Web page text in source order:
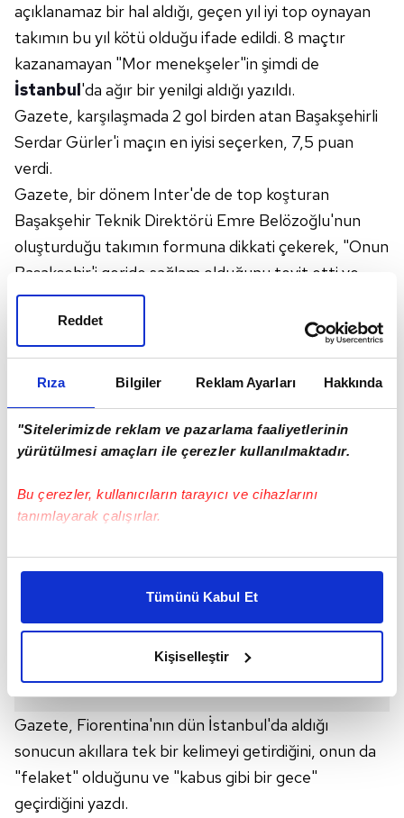
Rıza Bilgiler Reklam Ayarları Hakkında
"Sitelerimizde reklam ve pazarlama faaliyetlerinin
yürütülmesi amaçları ile çerezler kullanılmaktadır.
Bu çerezler, kullanıcıların tarayıcı ve cihazlarını
tanımlayarak çalışırlar.
Bu çerezlere izin vermeniz halinde sizlere özel
daha iyi reklam deneyimi yaşatabiliriz. Bunu yaparken
amacımızın size daha iyi bir reklam deneyimi sunmak
elimizden gelen çabayı gösterdiğimizi ve bu noktada,
Her halükârda, kullanıcılar, bu çerezlere izin vermedikleri
takdirde, kullanıcılara hedefli reklamlar
gösterilmeyecektir."
Tümünü Kabul Et
Kişiselleştir
Reddet
açıklanamaz bir hal aldığı, geçen yıl iyi top oynayan
takımın bu yıl kötü olduğu ifade edildi. 8 maçtır
kazanamayan "Mor menekşeler"in şimdi de
İstanbul'da ağır bir yenilgi aldığı yazıldı.
Gazete, karşılaşmada 2 gol birden atan Başakşehirli
Serdar Gürler'i maçın en iyisi seçerken, 7,5 puan
verdi.
Gazete, bir dönem Inter'de de top koşturan
Başakşehir Teknik Direktörü Emre Belözoğlu'nun
oluşturduğu takımın formuna dikkati çekerek, "Onun
Başakşehir'i geride sağlam olduğunu teyit etti ve
Fiorentina'ya çok az pozisyon verdi, ardından da
gelen fırsatları değerlendirdi." ifadesini kullandı.
La Gazzetta dello Sport gazetesi de maça ilişkin
"Fiorentina serbest düşüşte.Türkiye'de dibe
vurdu." başlığını kullandı.
Gazete, Fiorentina'nın dün İstanbul'da aldığı
sonucun akıllara tek bir kelimeyi getirdiğini, onun da
"felaket" olduğunu ve "kabus gibi bir gece"
geçirdiğini yazdı.